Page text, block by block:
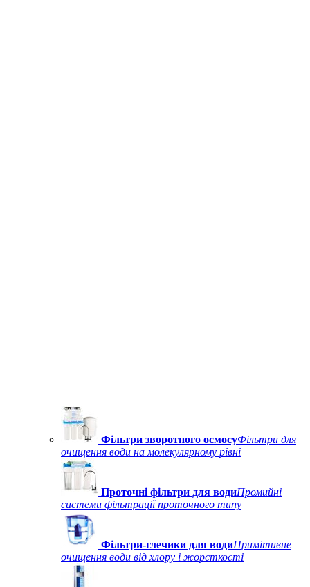
Фільтри зворотного осмосуФільтри для
очищення води на молекулярному рівні
Проточні фільтри для водиПромийні
системи фільтрації проточного типу
Фільтри-глечики для водиПримітивне
очищення води від хлору і жорсткості